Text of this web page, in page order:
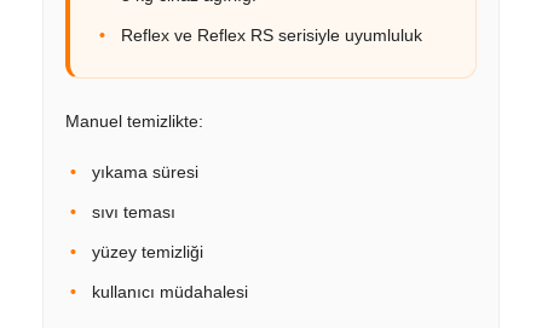
Reflex ve Reflex RS serisiyle uyumluluk
Manuel temizlikte:
yıkama süresi
sıvı teması
yüzey temizliği
kullanıcı müdahalesi